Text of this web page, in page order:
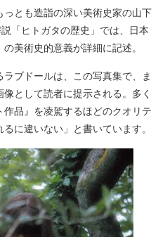
とも造詣の深い美術史家の山下
「ヒトガタの歴史」では、日本
美術史的意義が詳細に記述。
ブドールは、この写真集で、ま
として読者に提示される。多く
品』を凌駕するほどのクオリテ
に違いない」と書いています。